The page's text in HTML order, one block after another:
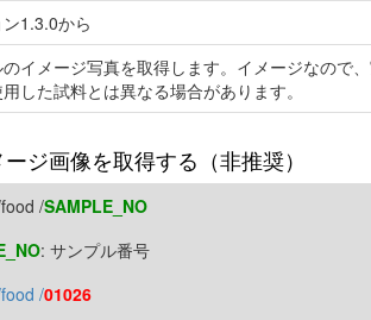
1.3.0から
イメージ写真を取得します。イメージなので
した試料とは異なる場合があります。
ジ画像を取得する（非推奨）
/SAMPLE_NO
: サンプル番号
/01026